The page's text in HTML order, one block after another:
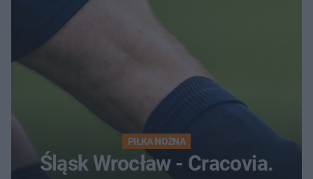
PIŁKA NOŻNA
Śląsk Wrocław - Cracovia.